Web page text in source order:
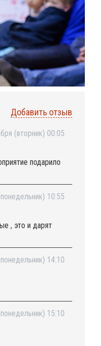
Добавить отзыв
(вторник) 00:05
подарило
10:55
, это и дарят
14:10
15:10